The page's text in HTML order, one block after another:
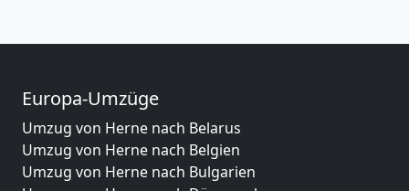
Europa-Umzüge
Umzug von Herne nach Belarus
Umzug von Herne nach Belgien
Umzug von Herne nach Bulgarien